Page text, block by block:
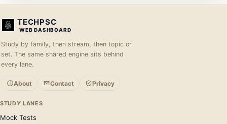
TECHPSC
WEB DASHBOARD
Study by family, then stream, then topic or
set. The same shared engine sits behind
every lane.
About Contact Privacy
STUDY LANES
Mock Tests